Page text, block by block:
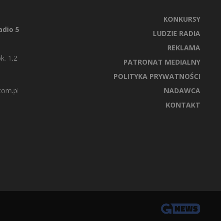
5
1.2
KONKURSY
LUDZIE RADIA
REKLAMA
PATRONAT MEDIALNY
POLITYKA PRYWATNOŚCI
NADAWCA
KONTAKT